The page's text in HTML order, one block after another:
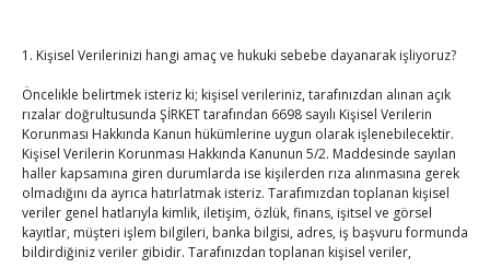
1. Kişisel Verilerinizi hangi amaç ve hukuki sebebe dayanarak işliyoruz?
Öncelikle belirtmek isteriz ki; kişisel verileriniz, tarafınızdan alınan açık
rızalar doğrultusunda ŞİRKET tarafından 6698 sayılı Kişisel Verilerin
Korunması Hakkında Kanun hükümlerine uygun olarak işlenebilecektir.
Kişisel Verilerin Korunması Hakkında Kanunun 5/2. Maddesinde sayılan
haller kapsamına giren durumlarda ise kişilerden rıza alınmasına gerek
olmadığını da ayrıca hatırlatmak isteriz. Tarafımızdan toplanan kişisel
veriler genel hatlarıyla kimlik, iletişim, özlük, finans, işitsel ve görsel
kayıtlar, müşteri işlem bilgileri, banka bilgisi, adres, iş başvuru formunda
bildirdiğiniz veriler gibidir. Tarafınızdan toplanan kişisel veriler,
ile buluştu
Hisarcıklıoğlu Muğla Ticaret Borsası’nı ziyaret etti
ByTUTSOon Ağu 1, 2026
Ağustos 2026
P
S Ç P C C
P